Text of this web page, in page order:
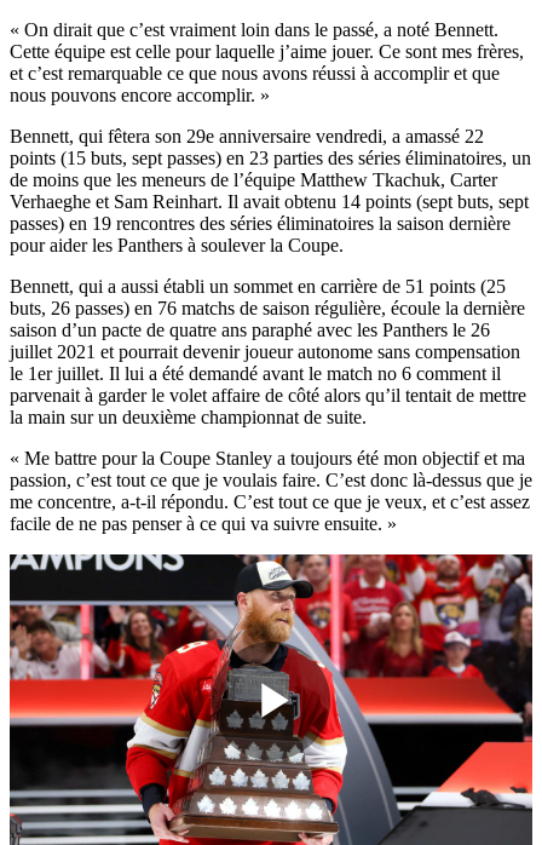
« On dirait que c’est vraiment loin dans le passé, a noté Bennett.
Cette équipe est celle pour laquelle j’aime jouer. Ce sont mes frères,
et c’est remarquable ce que nous avons réussi à accomplir et que
nous pouvons encore accomplir. »
Bennett, qui fêtera son 29e anniversaire vendredi, a amassé 22
points (15 buts, sept passes) en 23 parties des séries éliminatoires, un
de moins que les meneurs de l’équipe Matthew Tkachuk, Carter
Verhaeghe et Sam Reinhart. Il avait obtenu 14 points (sept buts, sept
passes) en 19 rencontres des séries éliminatoires la saison dernière
pour aider les Panthers à soulever la Coupe.
Bennett, qui a aussi établi un sommet en carrière de 51 points (25
buts, 26 passes) en 76 matchs de saison régulière, écoule la dernière
saison d’un pacte de quatre ans paraphé avec les Panthers le 26
juillet 2021 et pourrait devenir joueur autonome sans compensation
le 1er juillet. Il lui a été demandé avant le match no 6 comment il
parvenait à garder le volet affaire de côté alors qu’il tentait de mettre
la main sur un deuxième championnat de suite.
« Me battre pour la Coupe Stanley a toujours été mon objectif et ma
passion, c’est tout ce que je voulais faire. C’est donc là-dessus que je
me concentre, a-t-il répondu. C’est tout ce que je veux, et c’est assez
facile de ne pas penser à ce qui va suivre ensuite. »
Play